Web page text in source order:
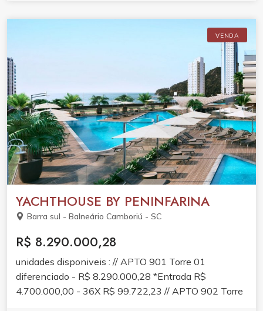
VENDA
YACHTHOUSE BY PENINFARINA
Barra sul - Balneário Camboriú - SC
R$ 8.290.000,28
unidades disponiveis : // APTO 901 Torre 01
diferenciado - R$ 8.290.000,28 *Entrada R$
4.700.000,00 - 36X R$ 99.722,23 // APTO 902 Torre